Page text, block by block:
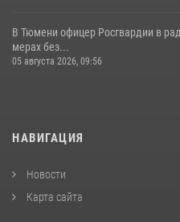
В Тюмени офицер Росгвардии в
мерах без...
05 августа 2026, 09:56
НАВИГАЦИЯ
Новости
Карта сайта